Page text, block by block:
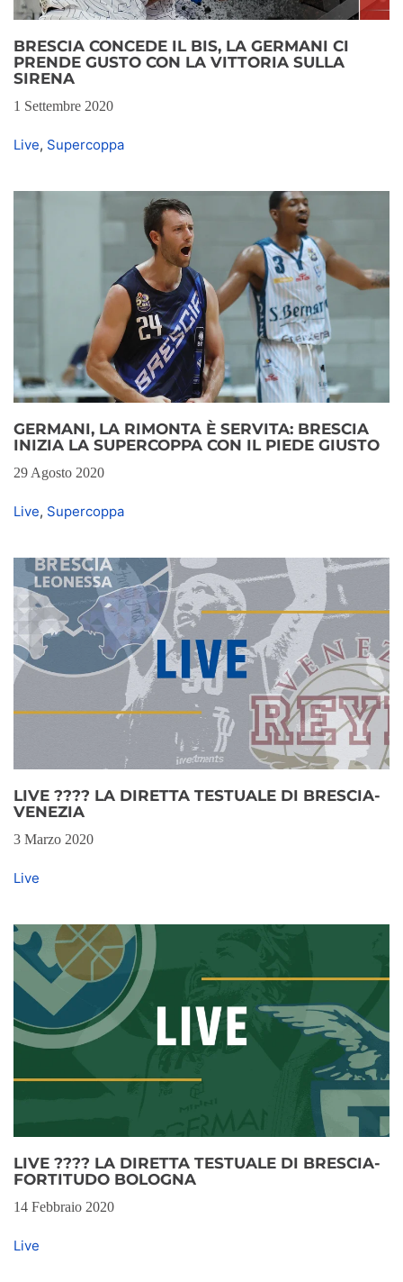
BRESCIA CONCEDE IL BIS, LA GERMANI CI
PRENDE GUSTO CON LA VITTORIA SULLA
SIRENA
1 Settembre 2020
Live, Supercoppa
GERMANI, LA RIMONTA È SERVITA: BRESCIA
INIZIA LA SUPERCOPPA CON IL PIEDE GIUSTO
29 Agosto 2020
Live, Supercoppa
LIVE ???? LA DIRETTA TESTUALE DI BRESCIA-
VENEZIA
3 Marzo 2020
Live
LIVE ???? LA DIRETTA TESTUALE DI BRESCIA-
FORTITUDO BOLOGNA
14 Febbraio 2020
Live